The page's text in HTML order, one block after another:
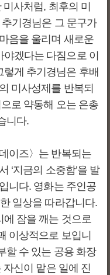
사처럼, 최후의 미
기경님은 그 문구가
음을 울리며 새로운
겠다는 다짐으로 이
게 추기경님은 후배
미사성제를 반복되
로 약동해 오는 은총
니다.
이즈〉는 반복되는
‘지금의 소중함’을 발
니다. 영화는 주인공
일상을 따라갑니다.
잠을 깨는 것으로
이상적으로 보입니
할 수 있는 공용 화장
신이 맡은 일에 진